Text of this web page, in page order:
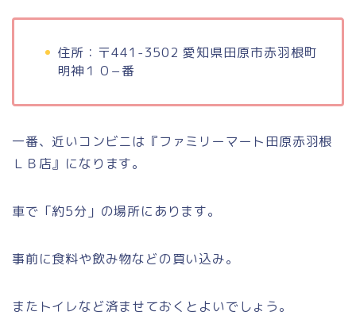
住所：〒441-3502 愛知県田原市赤羽根町
明神１０−番
一番、近いコンビニは『ファミリーマート田原赤羽根
ＬＢ店』になります。
車で「約5分」の場所にあります。
事前に食料や飲み物などの買い込み。
またトイレなど済ませておくとよいでしょう。